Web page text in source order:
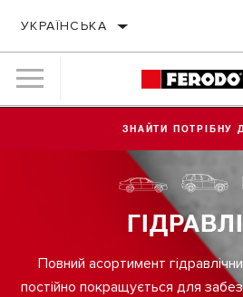
УКРАЇНСЬКА
ЗНАЙТИ ПОТРІБНУ
Повний асортимент
постійно покращується для